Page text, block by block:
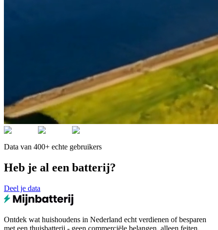
Data van 400+ echte gebruikers
Heb je al een batterij?
Deel je data
Ontdek wat huishoudens in Nederland echt verdienen of besparen
met een thuisbatterij - geen commerciële belangen, alleen feiten.